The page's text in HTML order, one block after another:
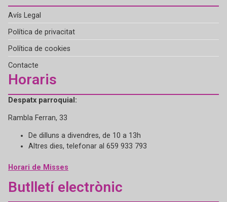
Avís Legal
Política de privacitat
Política de cookies
Contacte
Horaris
Despatx parroquial:
Rambla Ferran, 33
De dilluns a divendres, de 10 a 13h
Altres dies, telefonar al 659 933 793
Horari de Misses
Butlletí electrònic